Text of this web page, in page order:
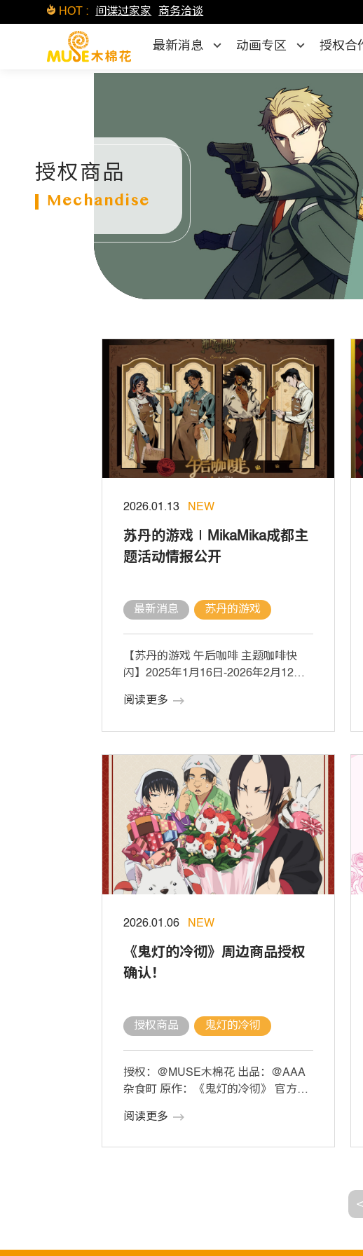
HOT : 间谍过家家 商务洽谈
最新消息 动画专区 授权合
授权商品
Mechandise
2026.01.13 NEW
苏丹的游戏∣MikaMika成都主
题活动情报公开
最新消息 苏丹的游戏
【苏丹的游戏 午后咖啡 主题咖啡快
闪】2025年1月16日-2026年2月12日
阅读更多
2026.01.06 NEW
《鬼灯的冷彻》周边商品授权
确认！
授权商品 鬼灯的冷彻
授权：@MUSE木棉花 出品：@AAA
杂食町 原作：《鬼灯的冷彻》 官方授
[…]
阅读更多
<